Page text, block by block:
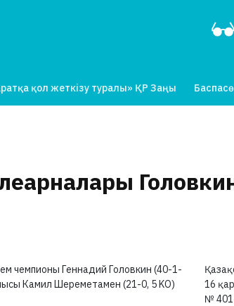
қол жеткізу туралы» ҚР Заңы
чемпионы Геннадий Головкин (40-1-
Камил Шереметамен (21-0, 5 KO)
16
№